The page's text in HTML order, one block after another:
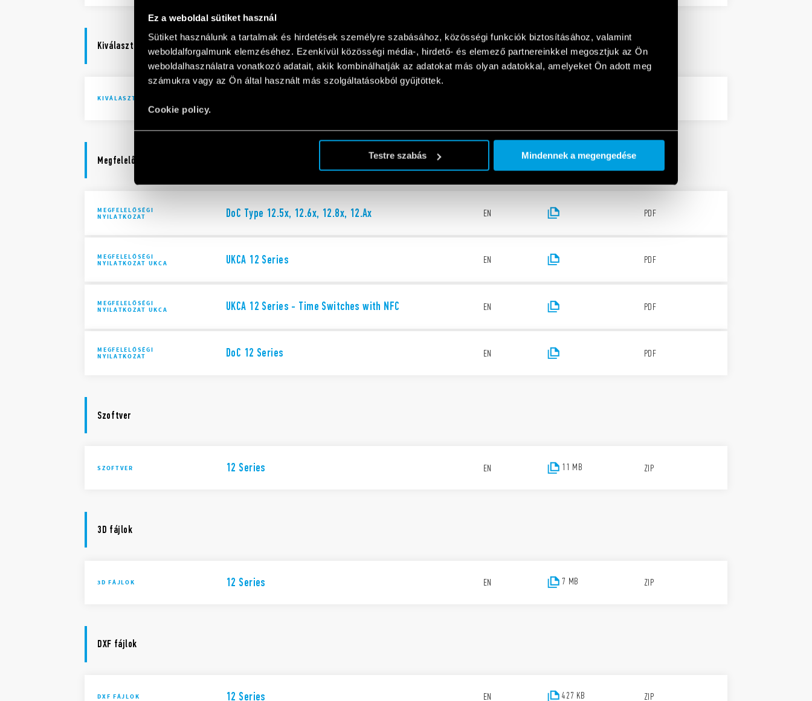
Ez a weboldal sütiket használ
Sütiket használunk a tartalmak és hirdetések személyre szabásához, közösségi funkciók biztosításához, valamint
weboldalforgalmunk elemzéséhez. Ezenkívül közösségi média-, hirdető- és elemező partnereinkkel megosztjuk az Ön
weboldalhasználatra vonatkozó adatait, akik kombinálhatják az adatokat más olyan adatokkal, amelyeket Ön adott meg
számukra vagy az Ön által használt más szolgáltatásokból gyűjtöttek.
Cookie policy.
Testre szabás Mindennek a megengedése
Kiválasztási segédletek
KIVÁLASZTÁSI SEGÉDLETEK
Megfelelőségi nyilatkozat
MEGFELELŐSÉGI
NYILATKOZAT
DoC Type 12.5x, 12.6x, 12.8x, 12.Ax EN PDF
MEGFELELŐSÉGI
NYILATKOZAT UKCA
UKCA 12 Series EN PDF
MEGFELELŐSÉGI
NYILATKOZAT UKCA
UKCA 12 Series - Time Switches with NFC EN PDF
MEGFELELŐSÉGI
NYILATKOZAT
DoC 12 Series EN PDF
Szoftver
SZOFTVER 12 Series EN 11 MB ZIP
3D fájlok
3D FÁJLOK 12 Series EN 7 MB ZIP
DXF fájlok
DXF FÁJLOK 12 Series EN 427 KB ZIP